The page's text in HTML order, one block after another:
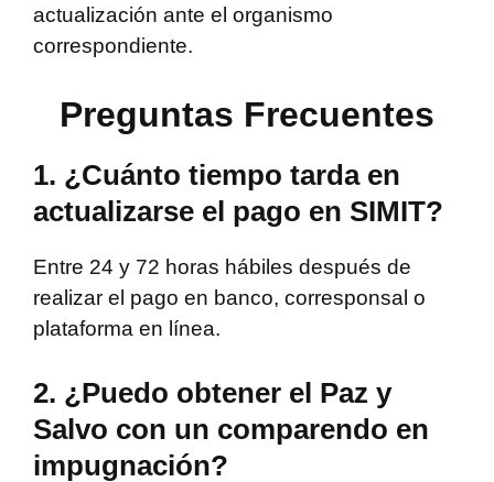
actualización ante el organismo
correspondiente.
Preguntas Frecuentes
1. ¿Cuánto tiempo tarda en
actualizarse el pago en SIMIT?
Entre 24 y 72 horas hábiles después de
realizar el pago en banco, corresponsal o
plataforma en línea.
2. ¿Puedo obtener el Paz y
Salvo con un comparendo en
impugnación?